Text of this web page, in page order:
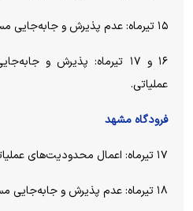
۱۵ تیرماه: عدم پذیرش و جابه‌جایی مسافر (توقف کامل پروازها).
۱۶ و ۱۷ تیرماه: پذیرش و
عملیاتی.
فرودگاه مشهد
۱۷ تیرماه: اعمال محدودیت‌های عملیاتی در پذیرش و اعزام.
۱۸ تیرماه: عدم پذیرش و جابه‌جایی مسافر (توقف کامل پروازها).